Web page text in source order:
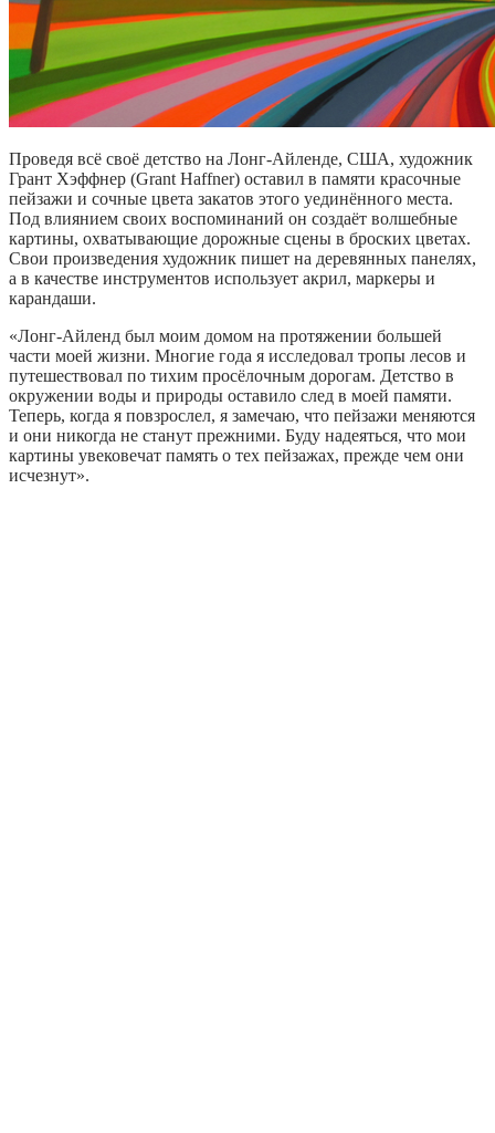
Проведя всё своё детство на Лонг-Айленде, США, художник
Грант Хэффнер (Grant Haffner) оставил в памяти красочные
пейзажи и сочные цвета закатов этого уединённого места.
Под влиянием своих воспоминаний он создаёт волшебные
картины, охватывающие дорожные сцены в броских цветах.
Свои произведения художник пишет на деревянных панелях,
а в качестве инструментов использует акрил, маркеры и
карандаши.
«Лонг-Айленд был моим домом на протяжении большей
части моей жизни. Многие года я исследовал тропы лесов и
путешествовал по тихим просёлочным дорогам. Детство в
окружении воды и природы оставило след в моей памяти.
Теперь, когда я повзрослел, я замечаю, что пейзажи меняются
и они никогда не станут прежними. Буду надеяться, что мои
картины увековечат память о тех пейзажах, прежде чем они
исчезнут».